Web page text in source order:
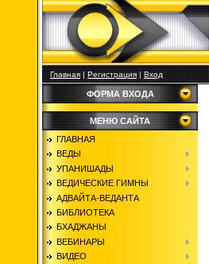
Главная|Регистрация|Вход
ФОРМА ВХОДА
МЕНЮ САЙТА
ГЛАВНАЯ
ВЕДЫ
УПАНИШАДЫ
ВЕДИЧЕСКИЕ ГИМНЫ
АДВАЙТА-ВЕДАНТА
БИБЛИОТЕКА
БХАДЖАНЫ
ВЕБИНАРЫ
ВИДЕО